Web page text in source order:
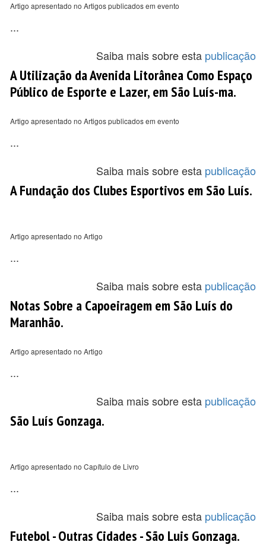
Artigo apresentado no Artigos publicados em evento
...
Saiba mais sobre esta publicação
A Utilização da Avenida Litorânea Como Espaço
Público de Esporte e Lazer, em São Luís-ma.
Artigo apresentado no Artigos publicados em evento
...
Saiba mais sobre esta publicação
A Fundação dos Clubes Esportivos em São Luís.
Artigo apresentado no Artigo
...
Saiba mais sobre esta publicação
Notas Sobre a Capoeiragem em São Luís do
Maranhão.
Artigo apresentado no Artigo
...
Saiba mais sobre esta publicação
São Luís Gonzaga.
Artigo apresentado no Capítulo de Livro
...
Saiba mais sobre esta publicação
Futebol - Outras Cidades - São Luis Gonzaga.